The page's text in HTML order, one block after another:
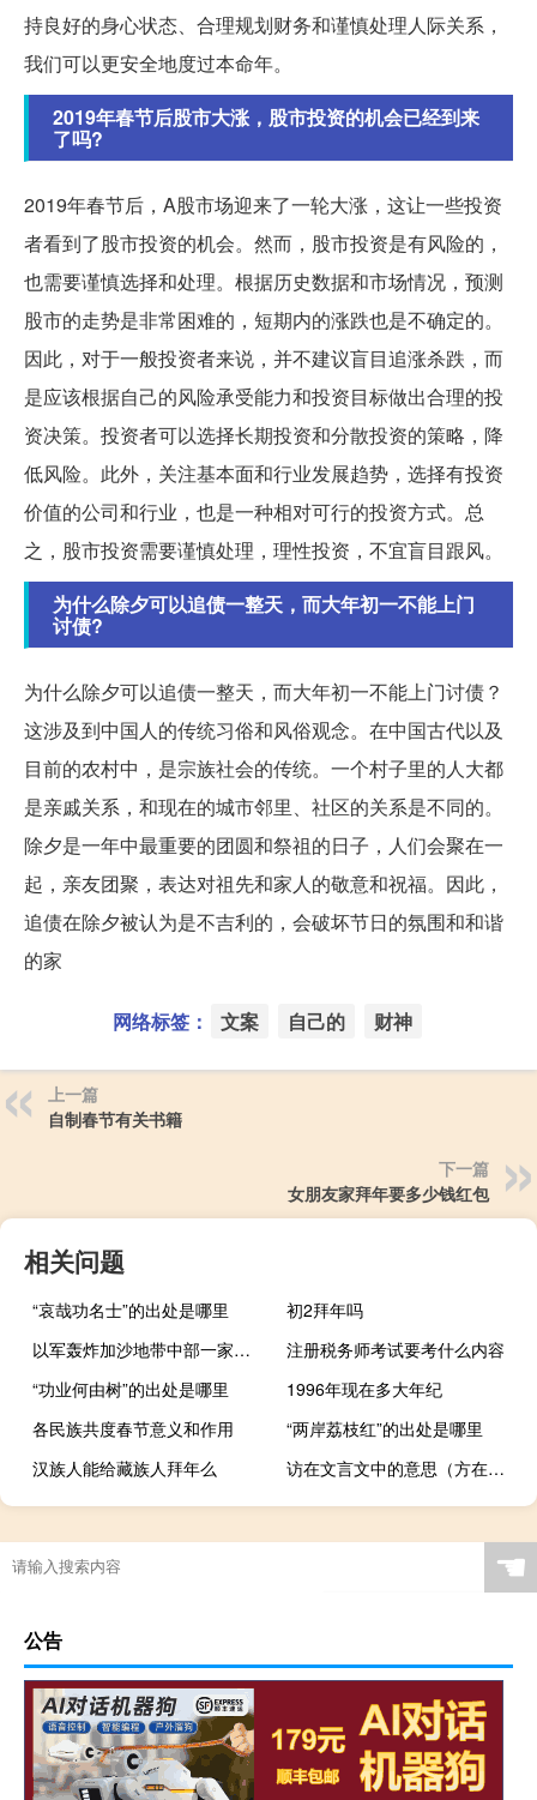
持良好的身心状态、合理规划财务和谨慎处理人际关系，
我们可以更安全地度过本命年。
2019年春节后股市大涨，股市投资的机会已经到来
了吗?
2019年春节后，A股市场迎来了一轮大涨，这让一些投资
者看到了股市投资的机会。然而，股市投资是有风险的，
也需要谨慎选择和处理。根据历史数据和市场情况，预测
股市的走势是非常困难的，短期内的涨跌也是不确定的。
因此，对于一般投资者来说，并不建议盲目追涨杀跌，而
是应该根据自己的风险承受能力和投资目标做出合理的投
资决策。投资者可以选择长期投资和分散投资的策略，降
低风险。此外，关注基本面和行业发展趋势，选择有投资
价值的公司和行业，也是一种相对可行的投资方式。总
之，股市投资需要谨慎处理，理性投资，不宜盲目跟风。
为什么除夕可以追债一整天，而大年初一不能上门
讨债?
为什么除夕可以追债一整天，而大年初一不能上门讨债？
这涉及到中国人的传统习俗和风俗观念。在中国古代以及
目前的农村中，是宗族社会的传统。一个村子里的人大都
是亲戚关系，和现在的城市邻里、社区的关系是不同的。
除夕是一年中最重要的团圆和祭祖的日子，人们会聚在一
起，亲友团聚，表达对祖先和家人的敬意和祝福。因此，
追债在除夕被认为是不吉利的，会破坏节日的氛围和和谐
的家
网络标签： 文案 自己的 财神
上一篇
自制春节有关书籍
下一篇
女朋友家拜年要多少钱红包
相关问题
“哀哉功名士”的出处是哪里
初2拜年吗
以军轰炸加沙地带中部一家治疗癌症患者的医院
注册税务师考试要考什么内容
“功业何由树”的出处是哪里
1996年现在多大年纪
各民族共度春节意义和作用
“两岸荔枝红”的出处是哪里
汉族人能给藏族人拜年么
访在文言文中的意思（方在文言文中的意思）
☚
公告